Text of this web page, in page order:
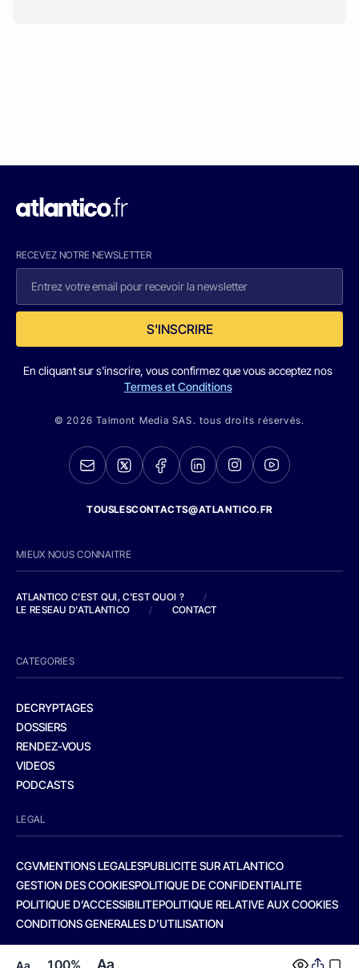
Aa 100% Aa
RECEVEZ NOTRE NEWSLETTER
S'INSCRIRE
En cliquant sur s'inscrire, vous confirmez que vous acceptez nos
Termes et Conditions
© 2026 Talmont Media SAS. tous droits réservés.
TOUSLESCONTACTS@ATLANTICO.FR
MIEUX NOUS CONNAITRE
ATLANTICO C'EST QUI, C'EST QUOI ?
/
LE RESEAU D'ATLANTICO
/ CONTACT
CATEGORIES
DECRYPTAGES
DOSSIERS
RENDEZ-VOUS
VIDEOS
PODCASTS
LEGAL
CGVMENTIONS LEGALESPUBLICITE SUR ATLANTICO
GESTION DES COOKIESPOLITIQUE DE CONFIDENTIALITE
POLITIQUE D’ACCESSIBILITEPOLITIQUE RELATIVE AUX COOKIES
CONDITIONS GENERALES D’UTILISATION